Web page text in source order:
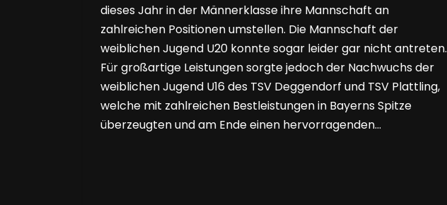
dieses Jahr in der Männerklasse ihre Mannschaft an
zahlreichen Positionen umstellen. Die Mannschaft der
weiblichen Jugend U20 konnte sogar leider gar nicht antreten.
Für großartige Leistungen sorgte jedoch der Nachwuchs der
weiblichen Jugend U16 des TSV Deggendorf und TSV Plattling,
welche mit zahlreichen Bestleistungen in Bayerns Spitze
überzeugten und am Ende einen hervorragenden…